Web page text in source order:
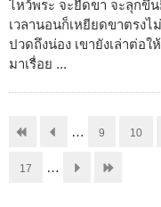
ไหว้พระ จะยืดขา จะลุกขึ้
เวลานอนก็เหยียดขาตรง
ปวดถึงน่อง เขายังเล่าต่อใ
มาเรื่อย ...
… 9 10
17 …